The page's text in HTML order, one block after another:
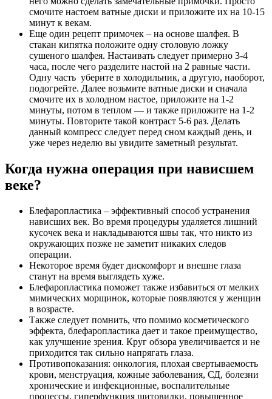
смочите настоем ватные диски и приложите их на 10-15
минут к векам.
Еще один рецепт примочек – на основе шалфея. В
стакан кипятка положите одну столовую ложку
сушеного шалфея. Настаивать следует примерно 3-4
часа, после чего разделите настой на 2 равные части.
Одну часть уберите в холодильник, а другую, наоборот,
подогрейте. Далее возьмите ватные диски и сначала
смочите их в холодном настое, приложите на 1-2
минуты, потом в теплом — и также приложите на 1-2
минуты. Повторите такой контраст 5-6 раз. Делать
данный компресс следует перед сном каждый день, и
уже через неделю вы увидите заметный результат.
Когда нужна операция при нависшем
веке?
Блефаропластика – эффективный способ устранения
нависших век. Во время процедуры удаляется лишний
кусочек века и накладываются швы так, что никто из
окружающих позже не заметит никаких следов
операции.
Некоторое время будет дискомфорт и внешне глаза
станут на время выглядеть хуже.
Блефаропластика поможет также избавиться от мелких
мимических морщинок, которые появляются у женщин
в возрасте.
Также следует помнить, что помимо косметического
эффекта, блефаропластика дает и такое преимущество,
как улучшение зрения. Круг обзора увеличивается и не
приходится так сильно напрягать глаза.
Противопоказания: онкология, плохая свертываемость
крови, менструация, кожные заболевания, СД, болезни
хронические и инфекционные, воспалительные
процессы, гиперфункция щитовидки, повышенное